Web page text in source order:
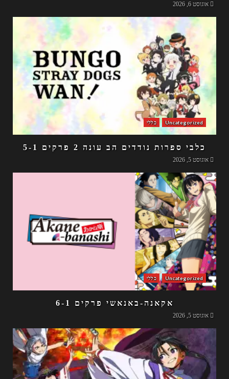
אוגוסט 6, 2026
Uncategorized כללי
כלבי ספרות נודדים הב עונה 2 פרקים 5-1
אוגוסט 5, 2026
Uncategorized כללי
אקאנה-באנאשי פרקים 6-1
אוגוסט 5, 2026